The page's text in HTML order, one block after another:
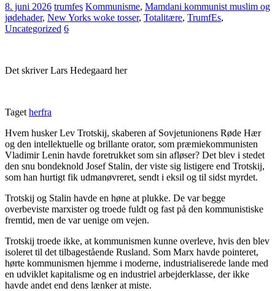
8. juni 2026 trumfes Kommunisme, Mamdani kommunist muslim og
jødehader, New Yorks woke tosser, Totalitære, TrumfEs,
Uncategorized 6
Det skriver Lars Hedegaard her
Taget herfra
Hvem husker Lev Trotskij, skaberen af Sovjetunionens Røde Hær
og den intellektuelle og brillante orator, som præmiekommunisten
Vladimir Lenin havde foretrukket som sin afløser? Det blev i stedet
den snu bondeknold Josef Stalin, der viste sig listigere end Trotskij,
som han hurtigt fik udmanøvreret, sendt i eksil og til sidst myrdet.
Trotskij og Stalin havde en høne at plukke. De var begge
overbeviste marxister og troede fuldt og fast på den kommunistiske
fremtid, men de var uenige om vejen.
Trotskij troede ikke, at kommunismen kunne overleve, hvis den blev
isoleret til det tilbagestående Rusland. Som Marx havde pointeret,
hørte kommunismen hjemme i moderne, industrialiserede lande med
en udviklet kapitalisme og en industriel arbejderklasse, der ikke
havde andet end dens lænker at miste.